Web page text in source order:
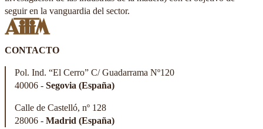
seguir en la vanguardia del sector.
CONTACTO
Pol. Ind. “El Cerro” C/ Guadarrama Nº120
40006 - Segovia (España)
Calle de Castelló, nº 128
28006 - Madrid (España)